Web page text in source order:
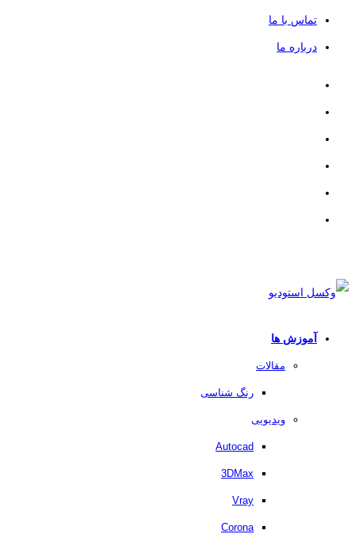
تماس با ما
درباره ما
آموزش ها
مقالات
رنگ شناسی
ویدیویی
Autocad
3DMax
Vray
Corona